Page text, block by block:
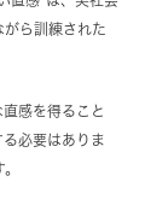
がら訓練された
感を得ること
必要はありま